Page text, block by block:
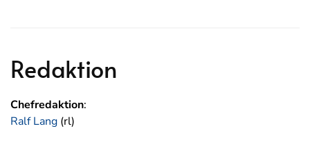
Redaktion
Chefredaktion:
Ralf Lang (rl)